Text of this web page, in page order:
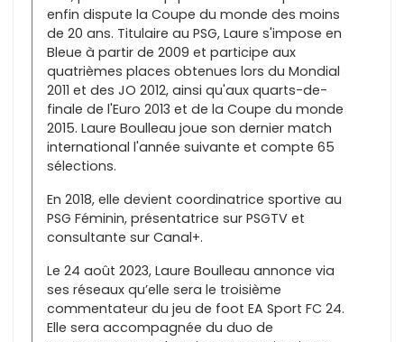
enfin dispute la Coupe du monde des moins
de 20 ans. Titulaire au PSG, Laure s'impose en
Bleue à partir de 2009 et participe aux
quatrièmes places obtenues lors du Mondial
2011 et des JO 2012, ainsi qu'aux quarts-de-
finale de l'Euro 2013 et de la Coupe du monde
2015. Laure Boulleau joue son dernier match
international l'année suivante et compte 65
sélections.
En 2018, elle devient coordinatrice sportive au
PSG Féminin, présentatrice sur PSGTV et
consultante sur Canal+.
Le 24 août 2023, Laure Boulleau annonce via
ses réseaux qu’elle sera le troisième
commentateur du jeu de foot EA Sport FC 24.
Elle sera accompagnée du duo de